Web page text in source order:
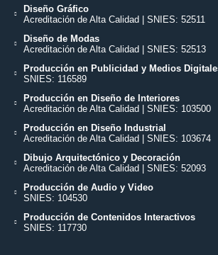
Diseño Gráfico
Acreditación de Alta Calidad | SNIES: 52511
Diseño de Modas
Acreditación de Alta Calidad | SNIES: 52513
Producción en Publicidad y Medios
SNIES: 116589
Producción en Diseño de Interiores
Acreditación de Alta Calidad | SNIES: 103500
Producción en Diseño Industrial
Acreditación de Alta Calidad | SNIES: 103674
Dibujo Arquitectónico y Decoración
Acreditación de Alta Calidad | SNIES: 52093
Producción de Audio y Video
SNIES: 104530
Producción de Contenidos Interactivos
SNIES: 117730